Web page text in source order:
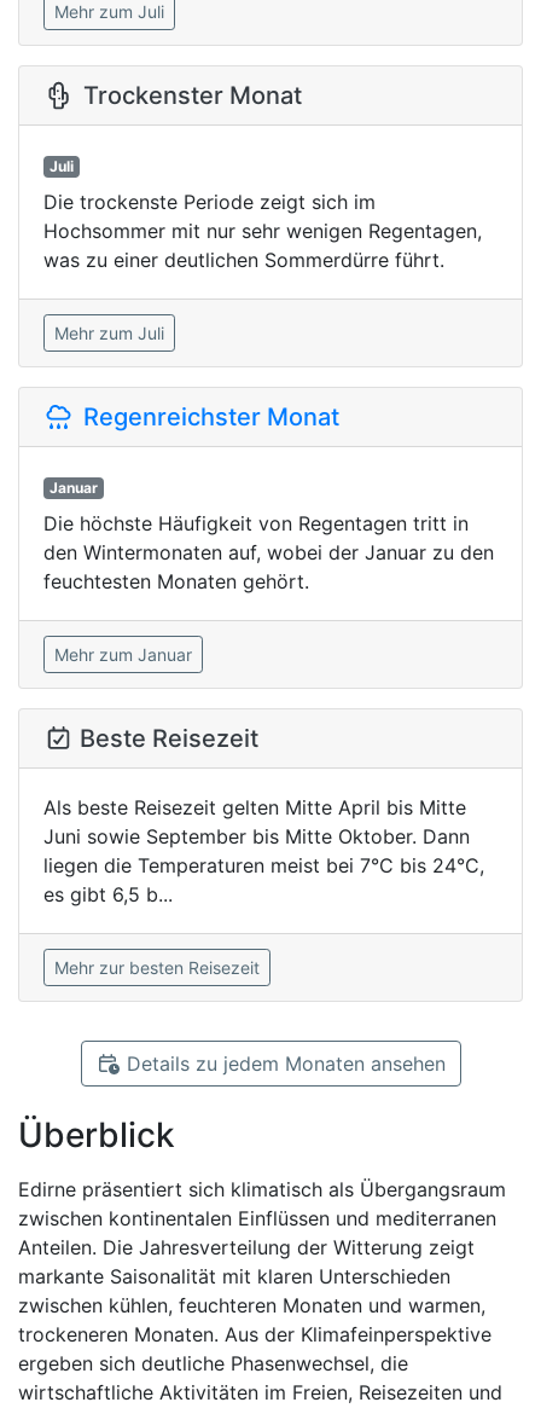
Mehr zum Juli
Trockenster Monat
Juli
Die trockenste Periode zeigt sich im
Hochsommer mit nur sehr wenigen Regentagen,
was zu einer deutlichen Sommerdürre führt.
Mehr zum Juli
Regenreichster Monat
Januar
Die höchste Häufigkeit von Regentagen tritt in
den Wintermonaten auf, wobei der Januar zu den
feuchtesten Monaten gehört.
Mehr zum Januar
Beste Reisezeit
Als beste Reisezeit gelten Mitte April bis Mitte
Juni sowie September bis Mitte Oktober. Dann
liegen die Temperaturen meist bei 7°C bis 24°C,
es gibt 6,5 b...
Mehr zur besten Reisezeit
Details zu jedem Monaten ansehen
Überblick
Edirne präsentiert sich klimatisch als Übergangsraum
zwischen kontinentalen Einflüssen und mediterranen
Anteilen. Die Jahresverteilung der Witterung zeigt
markante Saisonalität mit klaren Unterschieden
zwischen kühlen, feuchteren Monaten und warmen,
trockeneren Monaten. Aus der Klimafeinperspektive
ergeben sich deutliche Phasenwechsel, die
wirtschaftliche Aktivitäten im Freien, Reisezeiten und